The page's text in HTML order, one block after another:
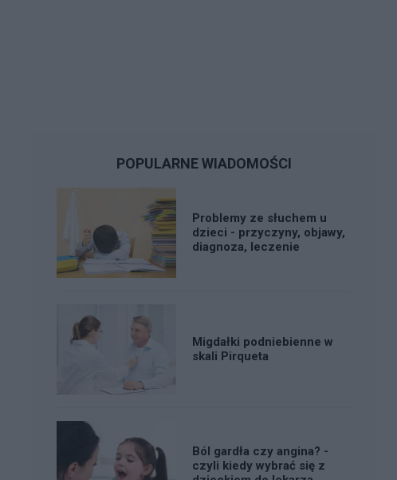
POPULARNE WIADOMOŚCI
Problemy ze słuchem u
dzieci - przyczyny, objawy,
diagnoza, leczenie
Migdałki podniebienne w
skali Pirqueta
Ból gardła czy angina? -
czyli kiedy wybrać się z